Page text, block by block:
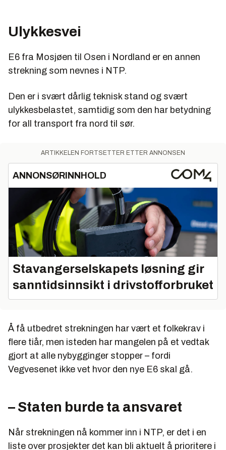
Ulykkesvei
E6 fra Mosjøen til Osen i Nordland er en annen
strekning som nevnes i NTP.
Den er i svært dårlig teknisk stand og svært
ulykkesbelastet, samtidig som den har betydning
for all transport fra nord til sør.
ARTIKKELEN FORTSETTER ETTER ANNONSEN
ANNONSØRINNHOLD
Stavangerselskapets løsning gir
sanntidsinnsikt i drivstofforbruket
Å få utbedret strekningen har vært et folkekrav i
flere tiår, men isteden har mangelen på et vedtak
gjort at alle nybygginger stopper – fordi
Vegvesenet ikke vet hvor den nye E6 skal gå.
– Staten burde ta ansvaret
Når strekningen nå kommer inn i NTP, er det i en
liste over prosjekter det kan bli aktuelt å prioritere i